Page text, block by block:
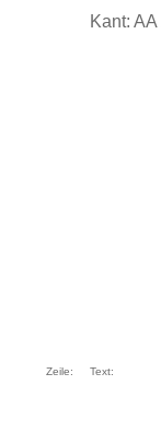
Kant:
Zeile: Text: